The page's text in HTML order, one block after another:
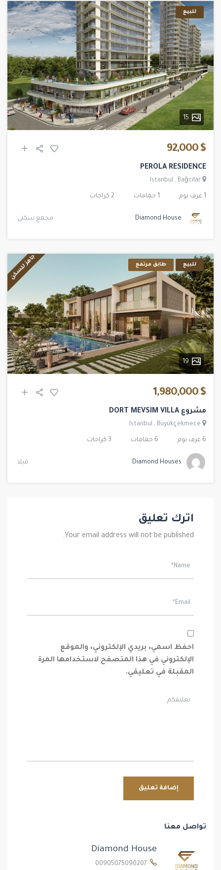
للبيع
15
$ 92,000
PEROLA RESIDENCE
Istanbul , Bağcilar
1 غرف نوم 1 حمامات 2 كراجات
Diamond House مجمع سكني
للبيع طابق مرتفع جاهز للسكن
19
$ 1,980,000
مشروع DORT MEVSIM VILLA
Istanbul , Büyükçekmece
6 غرف نوم 6 حمامات 3 كراجات
Diamond Houses فيلا
اترك تعليق
Your email address will not be published.
احفظ اسمي، بريدي الإلكتروني، والموقع
الإلكتروني في هذا المتصفح لاستخدامها المرة
المقبلة في تعليقي.
تواصل معنا
Diamond House